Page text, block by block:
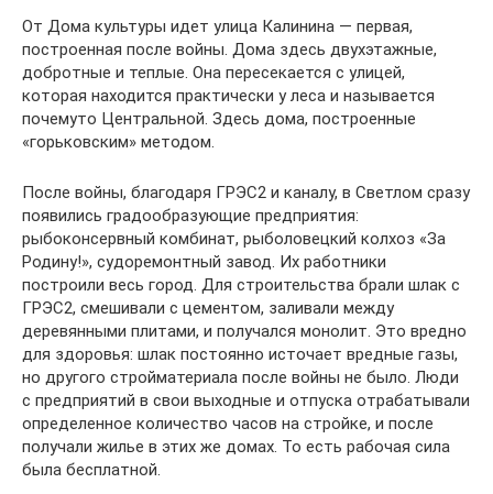
От Дома культуры идет улица Калинина — первая,
построенная после войны. Дома здесь двухэтажные,
добротные и теплые. Она пересекается с улицей,
которая находится практически у леса и называется
почемуто Центральной. Здесь дома, построенные
«горьковским» методом.
После войны, благодаря ГРЭС2 и каналу, в Светлом сразу
появились градообразующие предприятия:
рыбоконсервный комбинат, рыболовецкий колхоз «За
Родину!», судоремонтный завод. Их работники
построили весь город. Для строительства брали шлак с
ГРЭС2, смешивали с цементом, заливали между
деревянными плитами, и получался монолит. Это вредно
для здоровья: шлак постоянно источает вредные газы,
но другого стройматериала после войны не было. Люди
с предприятий в свои выходные и отпуска отрабатывали
определенное количество часов на стройке, и после
получали жилье в этих же домах. То есть рабочая сила
была бесплатной.